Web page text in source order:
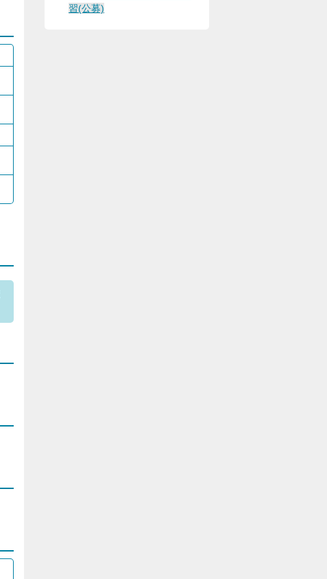
習(公募)